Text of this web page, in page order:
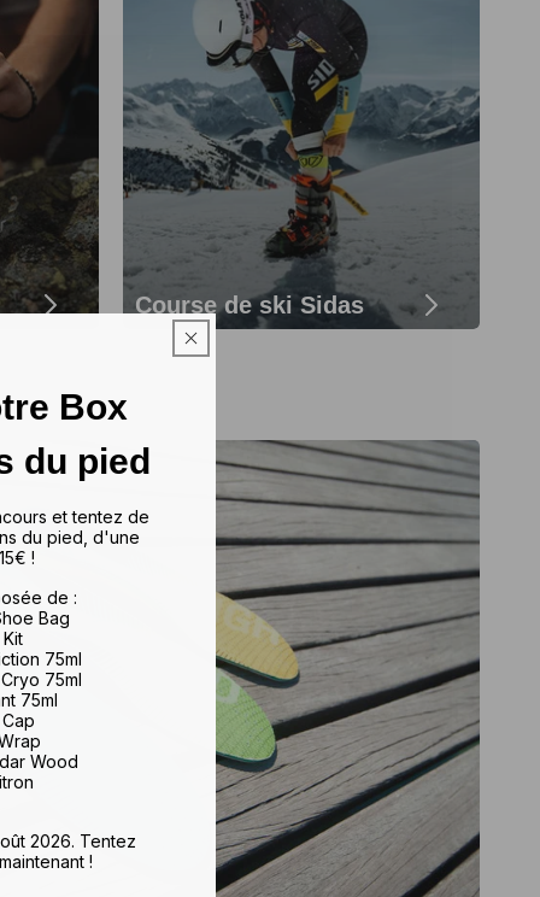
Course de ski Sidas
Box
du pied
et tentez de
du pied, d'une
!
de :
Bag
75ml
75ml
75ml
Wood
2026. Tentez
!